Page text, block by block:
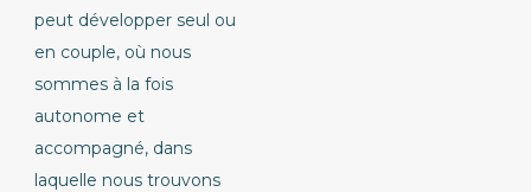
peut développer seul ou
en couple, où nous
sommes à la fois
autonome et
accompagné, dans
laquelle nous trouvons